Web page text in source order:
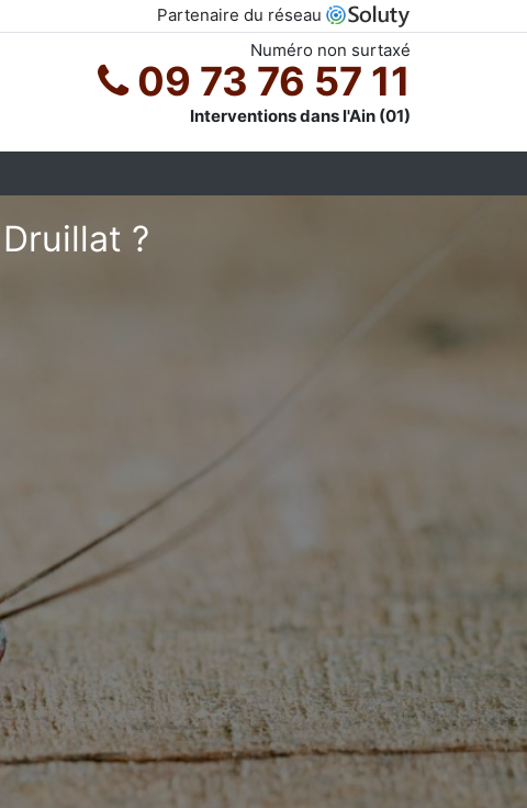
Partenaire du réseau
Numéro non surtaxé
09 73 76 57 11
Interventions dans l'Ain (01)
?